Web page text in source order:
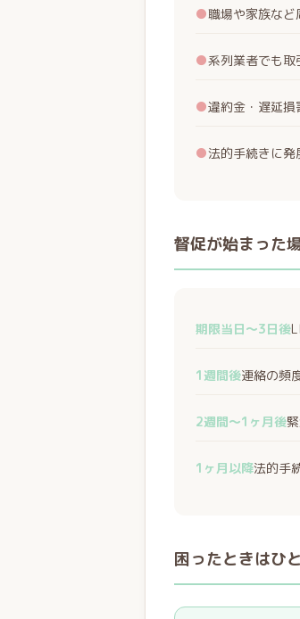
●職場や家族など
●系列業者でも取
●違約金・遅延損
●法的手続きに発
督促が始まった
期限当日〜3日後
1週間後連絡の頻
2週間〜1ヶ月後
1ヶ月以降法的手
困ったときはひ